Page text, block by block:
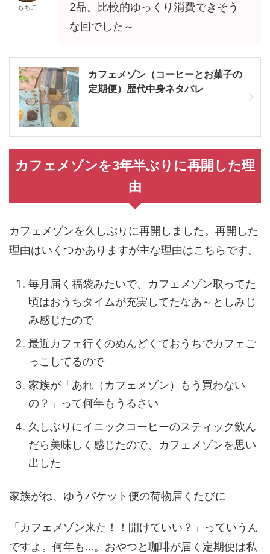
もちこ
2品。比較的ゆっくり消費できそう
な回でした～
カフェメゾン（コーヒーとお菓子の
定期便）歴代中身ネタバレ
カフェメゾンを3年半ぶりに再開した理
由
カフェメゾンを久しぶりに再開しました。再開した
理由はいくつかありますが主な理由はこちらです。
毎月届く福袋みたいで、カフェメゾン取ってた
頃はおうちタイムが充実してたなあ～としみじ
み感じたので
最近カフェ行くのめんどくておうちでカフェご
っこしてるので
家族が「あれ（カフェメゾン）もう買わない
の？」って何年もうるさい
久しぶりにイニックコーヒーのスティック飲ん
だら美味しく感じたので、カフェメゾンを思い
出した
家族がね、ゆうパケット便の荷物届くたびに
「カフェメゾン来た！！開けていい？」っていうん
ですよ。何年も…。おやつと珈琲が届く定期便は私